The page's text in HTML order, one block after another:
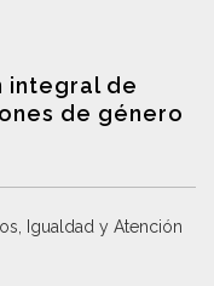
integral de
de género
Igualdad y Atención